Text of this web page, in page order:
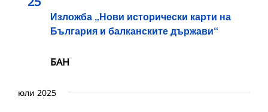
Изложба „Нови исторически карти на
България и балканските държави“
БАН
юли 2025